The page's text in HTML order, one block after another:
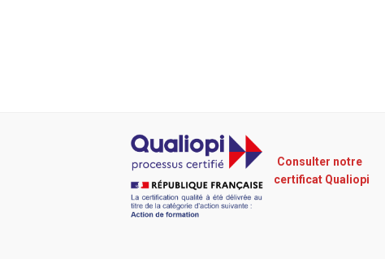
Consulter notre
certificat Qualiopi